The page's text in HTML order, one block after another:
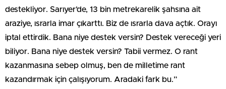
destekliyor. Sarıyer’de, 13 bin metrekarelik şahsına ait
araziye, ısrarla imar çıkarttı. Biz de ısrarla dava açtık. Orayı
iptal ettirdik. Bana niye destek versin? Destek vereceği yeri
biliyor. Bana niye destek versin? Tabii vermez. O rant
kazanmasına sebep olmuş, ben de milletime rant
kazandırmak için çalışıyorum. Aradaki fark bu.”